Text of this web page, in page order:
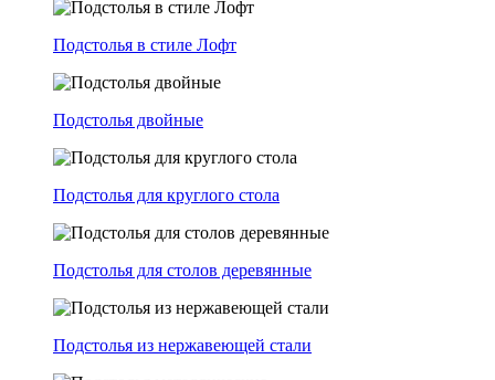
Подстолья в стиле Лофт
Подстолья двойные
Подстолья для круглого стола
Подстолья для столов деревянные
Подстолья из нержавеющей стали